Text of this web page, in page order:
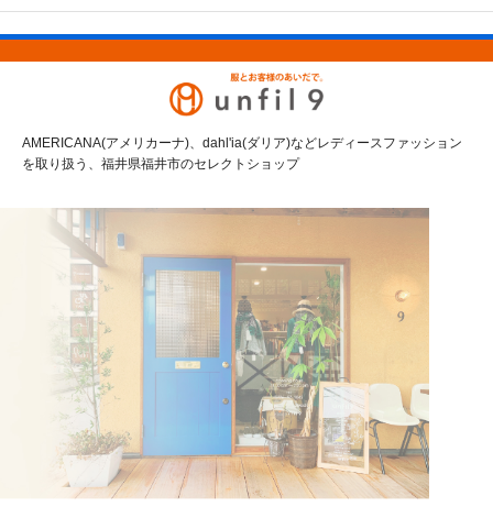
AMERICANA(アメリカーナ)、dahl'ia(ダリア)などレディースファッション
を取り扱う、福井県福井市のセレクトショップ